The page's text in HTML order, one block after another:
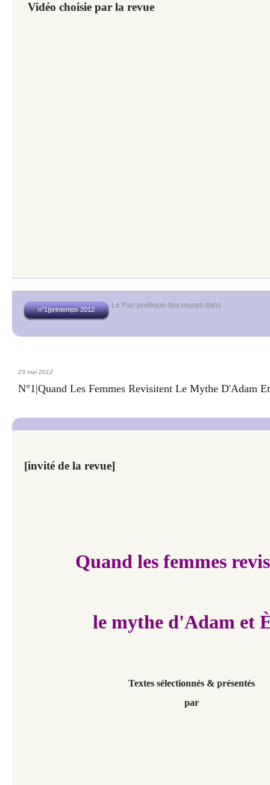
Vidéo choisie par la revue
Le Pan poétique des muses dans
n°1|printemps 2012
23 mai 2012
N°1|Quand Les Femmes Revisitent Le Mythe D'Adam
[invité de la revue]
Quand les femmes
le mythe d'Adam et
Textes sélectionnés & présentés
par